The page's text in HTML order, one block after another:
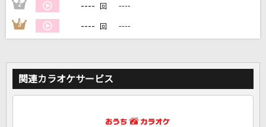
家族や友達と一緒に！練習にも！
2 ---- 回 ----
3 ---- 回 ----
関連カラオケサービス